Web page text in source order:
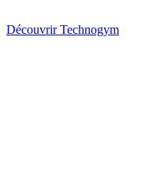
Découvrir Technogym